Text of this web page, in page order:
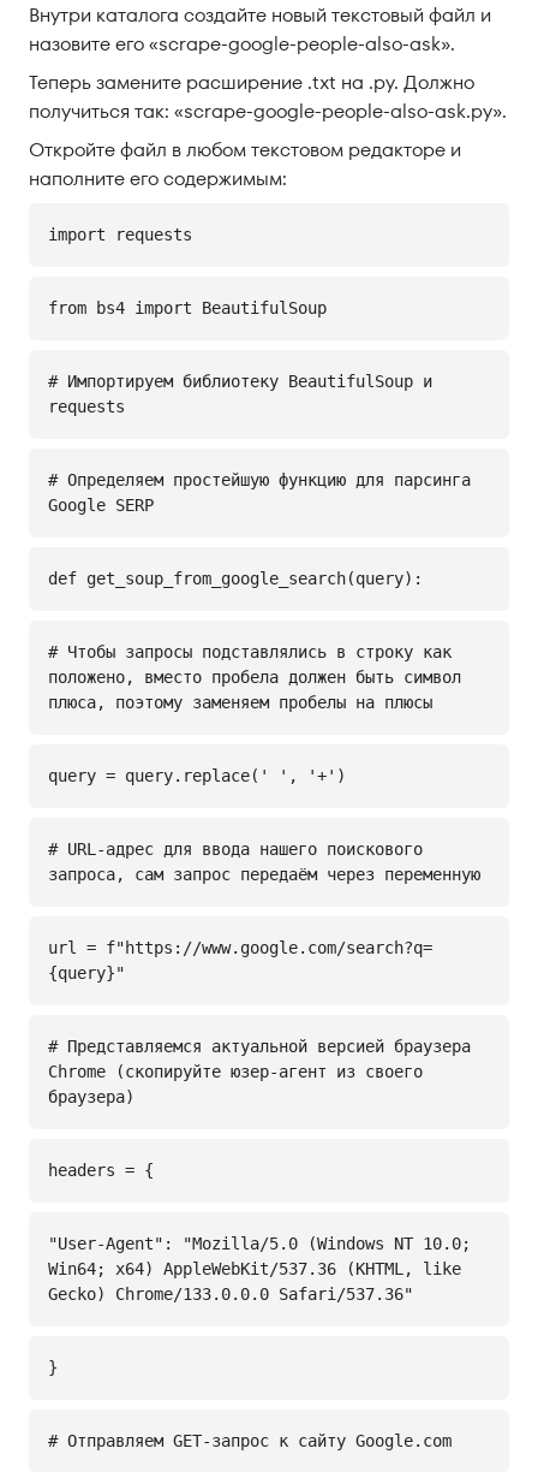
Внутри каталога создайте новый текстовый файл и
назовите его «scrape-google-people-also-ask».
Теперь замените расширение .txt на .py. Должно
получиться так: «scrape-google-people-also-ask.py».
Откройте файл в любом текстовом редакторе и
наполните его содержимым:
import requests
from bs4 import BeautifulSoup
# Импортируем библиотеку BeautifulSoup и
requests
# Определяем простейшую функцию для парсинга
Google SERP
def get_soup_from_google_search(query):
# Чтобы запросы подставлялись в строку как
положено, вместо пробела должен быть символ
плюса, поэтому заменяем пробелы на плюсы
query = query.replace(' ', '+')
# URL-адрес для ввода нашего поискового
запроса, сам запрос передаём через переменную
url = f"https://www.google.com/search?q=
{query}"
# Представляемся актуальной версией браузера
Chrome (скопируйте юзер-агент из своего
браузера)
headers = {
"User-Agent": "Mozilla/5.0 (Windows NT 10.0;
Win64; x64) AppleWebKit/537.36 (KHTML, like
Gecko) Chrome/133.0.0.0 Safari/537.36"
}
# Отправляем GET-запрос к сайту Google.com